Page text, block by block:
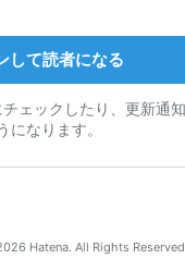
して読者になる
ェックしたり、更新通
になります。
Hatena. All Rights